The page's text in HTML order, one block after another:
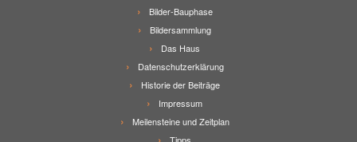
Bilder-Bauphase
Bildersammlung
Das Haus
Datenschutzerklärung
Historie der Beiträge
Impressum
Meilensteine und Zeitplan